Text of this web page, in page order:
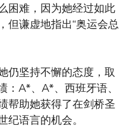
困难，因为她经过如此
但谦虚地指出“奥运会总
仍坚持不懈的态度，取
A*、A*、西班牙语、
帮助她获得了在剑桥圣
语言的机会。